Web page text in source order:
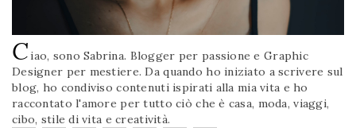
Ciao, sono Sabrina. Blogger per passione e Graphic
Designer per mestiere. Da quando ho iniziato a scrivere sul
blog, ho condiviso contenuti ispirati alla mia vita e ho
raccontato l'amore per tutto ciò che è casa, moda, viaggi,
cibo, stile di vita e creatività.